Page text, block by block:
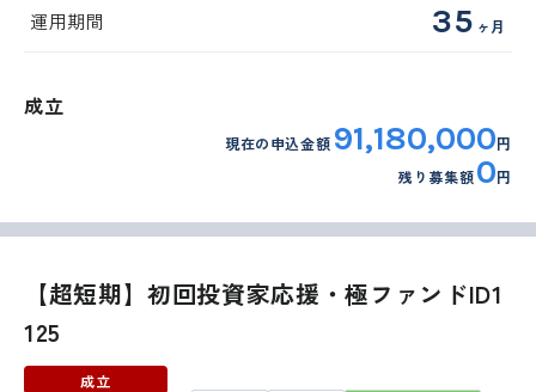
運用期間 35 ヶ月
成立
現在の申込金額 91,180,000円
残り募集額0円
成立
【超短期】初回投資家応援・極ファンドID1
125